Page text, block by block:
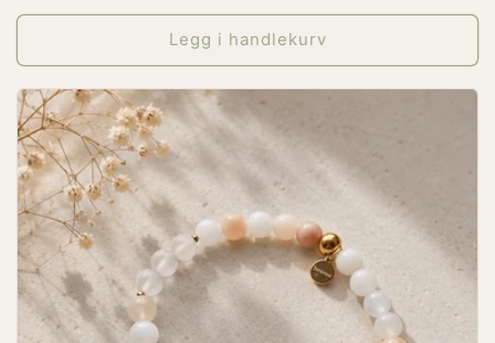
pris
Legg i handlekurv